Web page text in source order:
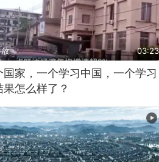
03:23
国家，一个学习中国，一个学习
怎么样了？